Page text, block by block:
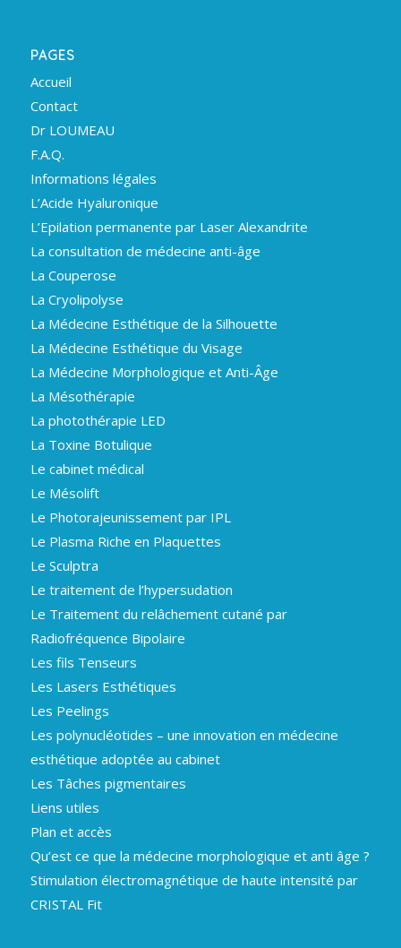
PAGES
Accueil
Contact
Dr LOUMEAU
F.A.Q.
Informations légales
L’Acide Hyaluronique
L’Epilation permanente par Laser Alexandrite
La consultation de médecine anti-âge
La Couperose
La Cryolipolyse
La Médecine Esthétique de la Silhouette
La Médecine Esthétique du Visage
La Médecine Morphologique et Anti-Âge
La Mésothérapie
La photothérapie LED
La Toxine Botulique
Le cabinet médical
Le Mésolift
Le Photorajeunissement par IPL
Le Plasma Riche en Plaquettes
Le Sculptra
Le traitement de l’hypersudation
Le Traitement du relâchement cutané par
Radiofréquence Bipolaire
Les fils Tenseurs
Les Lasers Esthétiques
Les Peelings
Les polynucléotides – une innovation en médecine
esthétique adoptée au cabinet
Les Tâches pigmentaires
Liens utiles
Plan et accès
Qu’est ce que la médecine morphologique et anti âge ?
Stimulation électromagnétique de haute intensité par
CRISTAL Fit